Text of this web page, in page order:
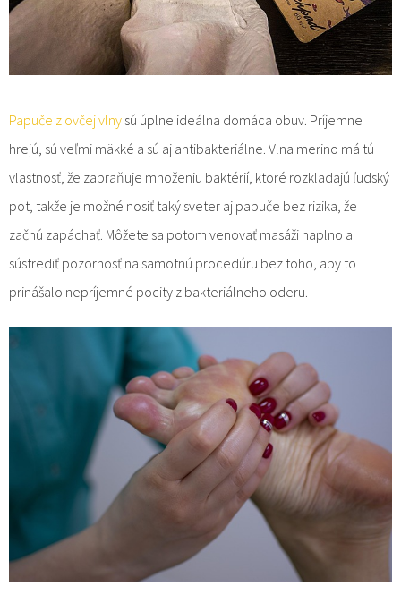
Papuče z ovčej vlny sú úplne ideálna domáca obuv. Príjemne
hrejú, sú veľmi mäkké a sú aj antibakteriálne. Vlna merino má tú
vlastnosť, že zabraňuje množeniu baktérií, ktoré rozkladajú ľudský
pot, takže je možné nosiť taký sveter aj papuče bez rizika, že
začnú zapáchať. Môžete sa potom venovať masáži naplno a
sústrediť pozornosť na samotnú procedúru bez toho, aby to
prinášalo nepríjemné pocity z bakteriálneho oderu.